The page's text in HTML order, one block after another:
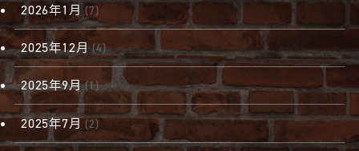
2026年1月(7)
2025年12月(4)
2025年9月(1)
2025年7月 (2)